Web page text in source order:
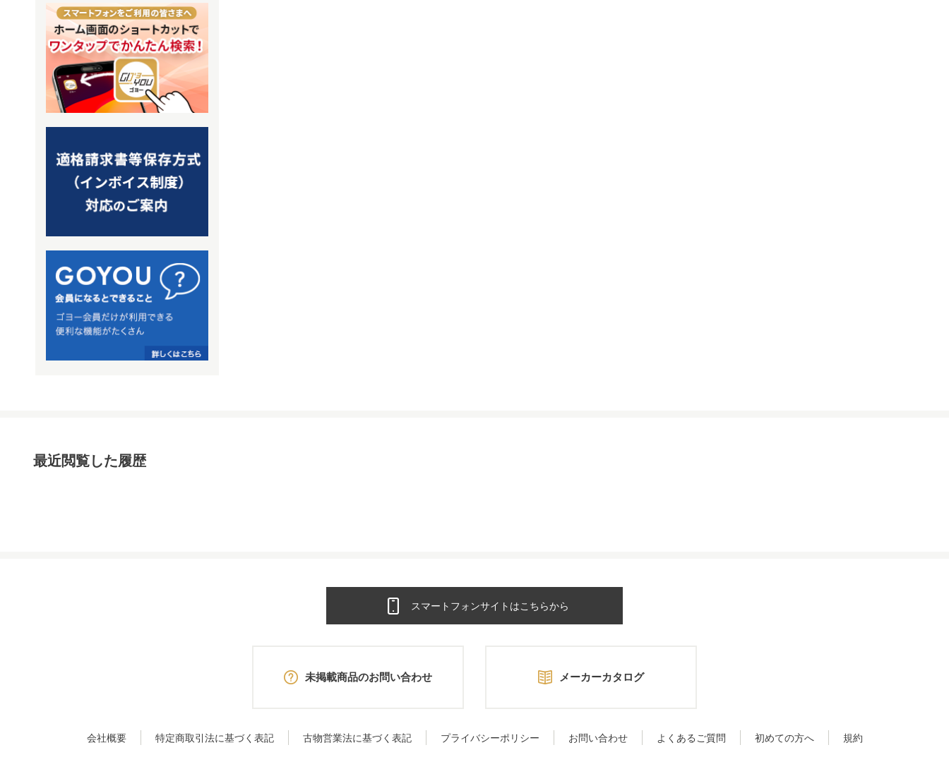
最近閲覧した履歴
スマートフォンサイトはこちらから
未掲載商品のお問い合わせ メーカーカタログ
会社概要 特定商取引法に基づく表記 古物営業法に基づく表記 プライバシーポリシー お問い合わせ よくあるご質問 初めての方へ 規約